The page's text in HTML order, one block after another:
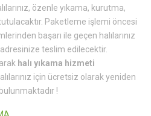
özenle yıkama, kurutma,
Paketleme işlemi öncesi
başarı ile geçen halılarınız
teslim edilecektir.
halı yıkama hizmeti
için ücretsiz olarak yeniden
!